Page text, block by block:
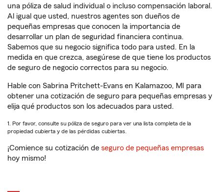
una póliza de salud individual o incluso compensación laboral.
Al igual que usted, nuestros agentes son dueños de
pequeñas empresas que conocen la importancia de
desarrollar un plan de seguridad financiera continua.
Sabemos que su negocio significa todo para usted. En la
medida en que crezca, asegúrese de que tiene los productos
de seguro de negocio correctos para su negocio.
Hable con Sabrina Pritchett-Evans en Kalamazoo, MI para
obtener una cotización de seguro para pequeñas empresas y
elija qué productos son los adecuados para usted.
1. Por favor, consulte su póliza de seguro para ver una lista completa de la
propiedad cubierta y de las pérdidas cubiertas.
¡Comience su cotización de seguro de pequeñas empresas
hoy mismo!